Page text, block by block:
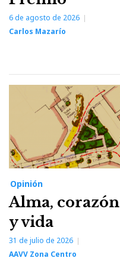
6 de agosto de 2026
Carlos Mazarío
Opinión
Alma, corazón
y vida
31 de julio de 2026
AAVV Zona Centro